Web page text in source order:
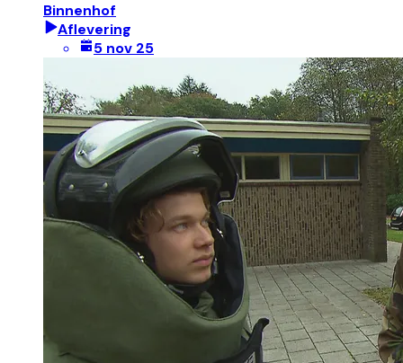
Binnenhof
Aflevering
5 nov 25